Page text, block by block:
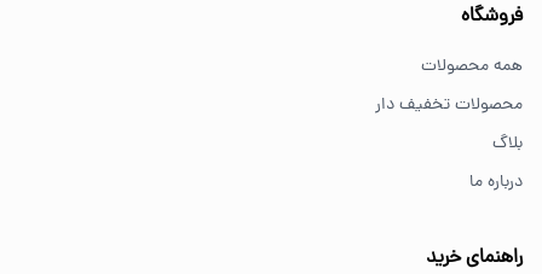
برای کارهای خانگی معمولاً ابزارهای سبک مانند دریل شارژی،
از کجا ابزار اصل بخریم؟
فروشگاه
همه محصولات
محصولات تخفیف دار
بلاگ
درباره ما
راهنمای خرید